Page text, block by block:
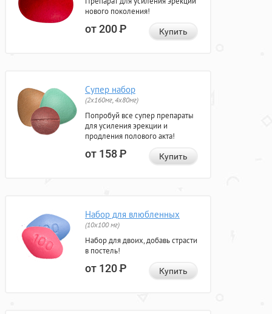
нового поколения!
от 200Р Купить
Супер набор
(2х160мг, 4х80мг)
Попробуй все супер препараты
для усиления эрекции и
продления полового акта!
от 158Р Купить
Набор для влюбленных
(10х100 мг)
Набор для двоих, добавь страсти
в постель!
от 120Р Купить